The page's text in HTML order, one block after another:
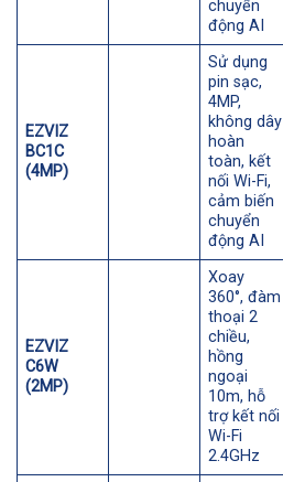
chuyển
động AI
EZVIZ
BC1C
(4MP)
Sử dụng
pin sạc,
4MP,
không dây
hoàn
toàn, kết
nối Wi-Fi,
cảm biến
chuyển
động AI
EZVIZ
C6W
(2MP)
Xoay
360°, đàm
thoại 2
chiều,
hồng
ngoại
10m, hỗ
trợ kết nối
Wi-Fi
2.4GHz